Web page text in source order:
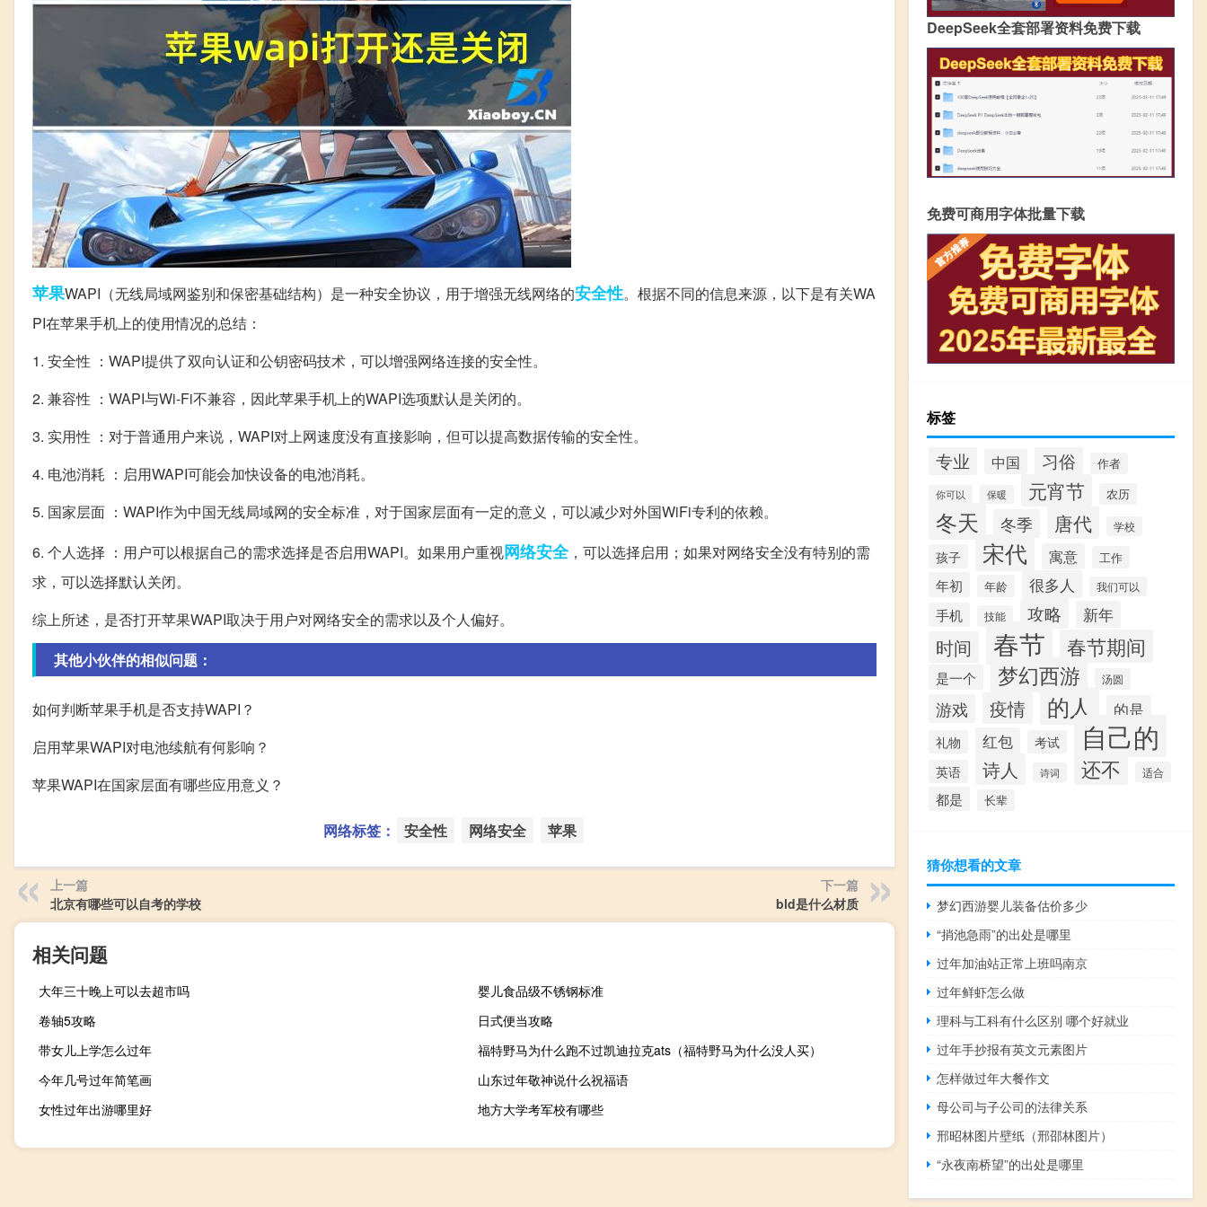
苹果WAPI（无线局域网鉴别和保密基础结构）是一种安全协议，用于增强无线网络的安全性。根据不同的信息来源，以下是有关WA
PI在苹果手机上的使用情况的总结：
1. 安全性 ：WAPI提供了双向认证和公钥密码技术，可以增强网络连接的安全性。
2. 兼容性 ：WAPI与Wi-Fi不兼容，因此苹果手机上的WAPI选项默认是关闭的。
3. 实用性 ：对于普通用户来说，WAPI对上网速度没有直接影响，但可以提高数据传输的安全性。
4. 电池消耗 ：启用WAPI可能会加快设备的电池消耗。
5. 国家层面 ：WAPI作为中国无线局域网的安全标准，对于国家层面有一定的意义，可以减少对外国WiFi专利的依赖。
6. 个人选择 ：用户可以根据自己的需求选择是否启用WAPI。如果用户重视网络安全，可以选择启用；如果对网络安全没有特别的需
求，可以选择默认关闭。
综上所述，是否打开苹果WAPI取决于用户对网络安全的需求以及个人偏好。
其他小伙伴的相似问题：
如何判断苹果手机是否支持WAPI？
启用苹果WAPI对电池续航有何影响？
苹果WAPI在国家层面有哪些应用意义？
网络标签： 安全性 网络安全 苹果
上一篇
北京有哪些可以自考的学校
下一篇
bld是什么材质
相关问题
大年三十晚上可以去超市吗
婴儿食品级不锈钢标准
卷轴5攻略
日式便当攻略
带女儿上学怎么过年
福特野马为什么跑不过凯迪拉克ats（福特野马为什么没人买）
今年几号过年简笔画
山东过年敬神说什么祝福语
女性过年出游哪里好
地方大学考军校有哪些
DeepSeek全套部署资料免费下载
免费可商用字体批量下载
标签
专业 中国 习俗 作者
你可以 保暖 元宵节 农历
冬天 冬季 唐代 学校
孩子 宋代 寓意 工作
年初 年龄 很多人 我们可以
手机 技能 攻略 新年
时间 春节 春节期间
是一个 梦幻西游 汤圆
游戏 疫情 的人 的是
礼物 红包 考试 自己的
英语 诗人 诗词 还不 适合
都是 长辈
猜你想看的文章
梦幻西游婴儿装备估价多少
“捎池急雨”的出处是哪里
过年加油站正常上班吗南京
过年鲜虾怎么做
理科与工科有什么区别 哪个好就业
过年手抄报有英文元素图片
怎样做过年大餐作文
母公司与子公司的法律关系
邢昭林图片壁纸（邢邵林图片）
“永夜南桥望”的出处是哪里